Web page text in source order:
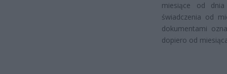
miesiące od
świadczenia od
dokumentami
dopiero od